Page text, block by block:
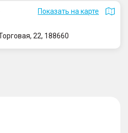
Показать на карте
22, 188660